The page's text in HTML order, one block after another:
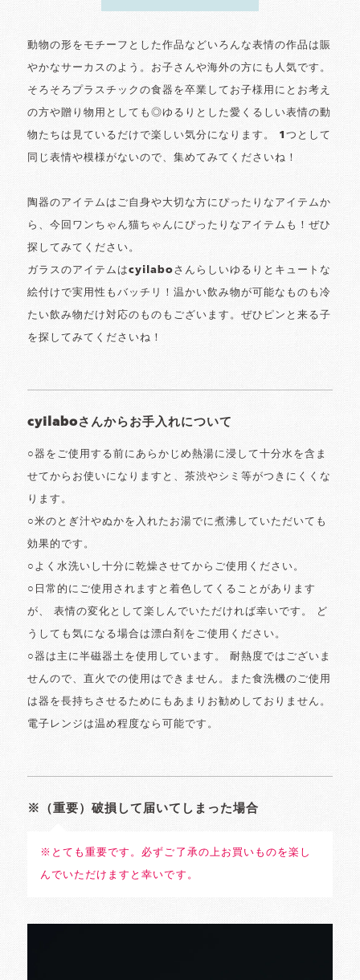
動物の形をモチーフとした作品などいろんな表情の作品は賑
やかなサーカスのよう。お子さんや海外の方にも人気です。
そろそろプラスチックの食器を卒業してお子様用にとお考え
の方や贈り物用としても◎ゆるりとした愛くるしい表情の動
物たちは見ているだけで楽しい気分になります。 1つとして
同じ表情や模様がないので、集めてみてくださいね！
陶器のアイテムはご自身や大切な方にぴったりなアイテムか
ら、今回ワンちゃん猫ちゃんにぴったりなアイテムも！ぜひ
探してみてください。
ガラスのアイテムはcyilaboさんらしいゆるりとキュートな
絵付けで実用性もバッチリ！温かい飲み物が可能なものも冷
たい飲み物だけ対応のものもございます。ぜひピンと来る子
を探してみてくださいね！
cyilaboさんからお手入れについて
○器をご使用する前にあらかじめ熱湯に浸して十分水を含ま
せてからお使いになりますと、茶渋やシミ等がつきにくくな
ります。
○米のとぎ汁やぬかを入れたお湯でに煮沸していただいても
効果的です。
○よく水洗いし十分に乾燥させてからご使用ください。
○日常的にご使用されますと着色してくることがあります
が、 表情の変化として楽しんでいただければ幸いです。 ど
うしても気になる場合は漂白剤をご使用ください。
○器は主に半磁器土を使用しています。 耐熱度ではございま
せんので、直火での使用はできません。また食洗機のご使用
は器を長持ちさせるためにもあまりお勧めしておりません。
電子レンジは温め程度なら可能です。
※（重要）破損して届いてしまった場合
※とても重要です。必ずご了承の上お買いものを楽し
んでいただけますと幸いです。